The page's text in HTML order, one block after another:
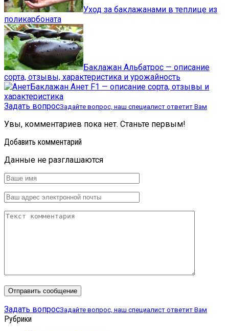
Уход за баклажанами в теплице из
поликарбоната
Баклажан Альбатрос — описание
сорта, отзывы, характеристика и урожайность
Баклажан Анет F1 — описание сорта, отзывы и
характеристика
Задать вопросЗадайте вопрос, наш специалист ответит Вам
Увы, комментариев пока нет. Станьте первым!
Добавить комментарий
Данные не разглашаются
Задать вопросЗадайте вопрос, наш специалист ответит Вам
Рубрики